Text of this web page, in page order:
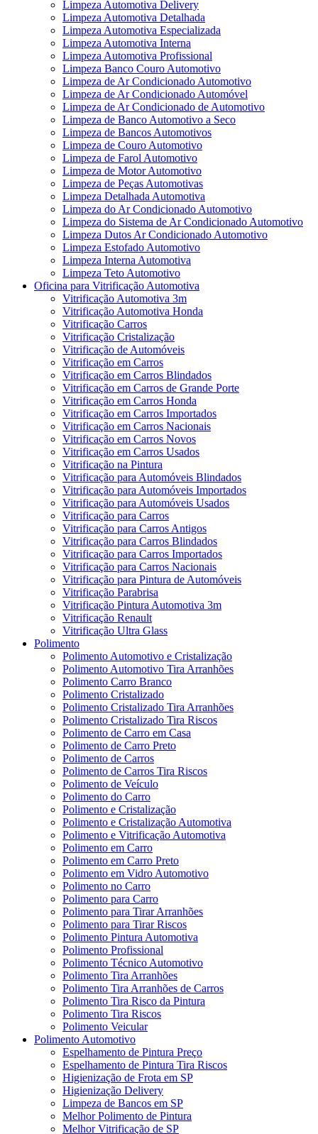
Limpeza Automotiva Delivery
Limpeza Automotiva Detalhada
Limpeza Automotiva Especializada
Limpeza Automotiva Interna
Limpeza Automotiva Profissional
Limpeza Banco Couro Automotivo
Limpeza de Ar Condicionado Automotivo
Limpeza de Ar Condicionado Automóvel
Limpeza de Ar Condicionado de Automotivo
Limpeza de Banco Automotivo a Seco
Limpeza de Bancos Automotivos
Limpeza de Couro Automotivo
Limpeza de Farol Automotivo
Limpeza de Motor Automotivo
Limpeza de Peças Automotivas
Limpeza Detalhada Automotiva
Limpeza do Ar Condicionado Automotivo
Limpeza do Sistema de Ar Condicionado Automotivo
Limpeza Dutos Ar Condicionado Automotivo
Limpeza Estofado Automotivo
Limpeza Interna Automotiva
Limpeza Teto Automotivo
Oficina para Vitrificação Automotiva
Vitrificação Automotiva 3m
Vitrificação Automotiva Honda
Vitrificação Carros
Vitrificação Cristalização
Vitrificação de Automóveis
Vitrificação em Carros
Vitrificação em Carros Blindados
Vitrificação em Carros de Grande Porte
Vitrificação em Carros Honda
Vitrificação em Carros Importados
Vitrificação em Carros Nacionais
Vitrificação em Carros Novos
Vitrificação em Carros Usados
Vitrificação na Pintura
Vitrificação para Automóveis Blindados
Vitrificação para Automóveis Importados
Vitrificação para Automóveis Usados
Vitrificação para Carros
Vitrificação para Carros Antigos
Vitrificação para Carros Blindados
Vitrificação para Carros Importados
Vitrificação para Carros Nacionais
Vitrificação para Pintura de Automóveis
Vitrificação Parabrisa
Vitrificação Pintura Automotiva 3m
Vitrificação Renault
Vitrificação Ultra Glass
Polimento
Polimento Automotivo e Cristalização
Polimento Automotivo Tira Arranhões
Polimento Carro Branco
Polimento Cristalizado
Polimento Cristalizado Tira Arranhões
Polimento Cristalizado Tira Riscos
Polimento de Carro em Casa
Polimento de Carro Preto
Polimento de Carros
Polimento de Carros Tira Riscos
Polimento de Veículo
Polimento do Carro
Polimento e Cristalização
Polimento e Cristalização Automotiva
Polimento e Vitrificação Automotiva
Polimento em Carro
Polimento em Carro Preto
Polimento em Vidro Automotivo
Polimento no Carro
Polimento para Carro
Polimento para Tirar Arranhões
Polimento para Tirar Riscos
Polimento Pintura Automotiva
Polimento Profissional
Polimento Técnico Automotivo
Polimento Tira Arranhões
Polimento Tira Arranhões de Carros
Polimento Tira Risco da Pintura
Polimento Tira Riscos
Polimento Veicular
Polimento Automotivo
Espelhamento de Pintura Preço
Espelhamento de Pintura Tira Riscos
Higienização de Frota em SP
Higienização Delivery
Limpeza de Bancos em SP
Melhor Polimento de Pintura
Melhor Vitrificação de SP